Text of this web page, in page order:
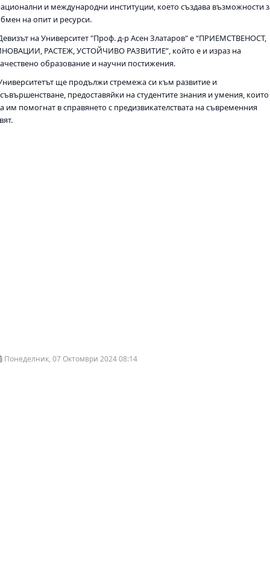
и международни институции, което създава възможности
на опит и ресурси.
на Университет "Проф. д-р Асен Златаров" е “ПРИЕМСТВЕНОСТ,
РАСТЕЖ, УСТОЙЧИВО РАЗВИТИЕ”, който е и израз на
образование и научни постижения.
ще продължи стремежа си към развитие и
предоставяйки на студентите знания и умения, които
им помогнат в справянето с предизвикателствата на съвременния
Понеделник, 07 Октомври 2024 08:14